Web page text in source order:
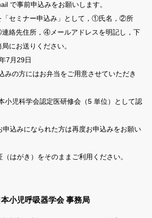
で事前申込みをお願いします。
「セミナー申込み」として，①氏名，②所
絡先住所，④メールアドレスを明記し，下
にお送りください。
7月29日
みの方にはお弁当をご用意させていただき
小児科学会認定医研修会（5 単位）として認
申込みになられた方は再度お申込みをお願い
はがき）をそのままご利用ください。
本小児呼吸器学会 事務局